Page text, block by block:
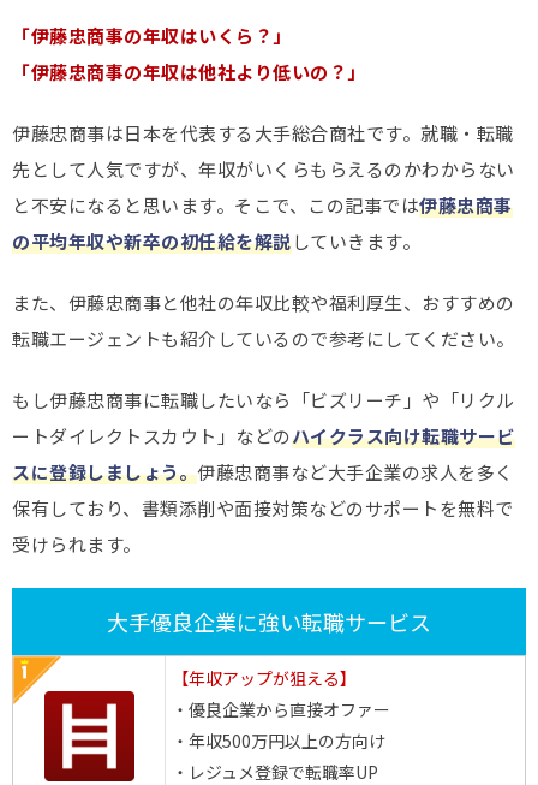
「伊藤忠商事の年収はいくら？」
「伊藤忠商事の年収は他社より低いの？」
伊藤忠商事は日本を代表する大手総合商社です。就職・転職
先として人気ですが、年収がいくらもらえるのかわからない
と不安になると思います。そこで、この記事では伊藤忠商事
の平均年収や新卒の初任給を解説していきます。
また、伊藤忠商事と他社の年収比較や福利厚生、おすすめの
転職エージェントも紹介しているので参考にしてください。
もし伊藤忠商事に転職したいなら「ビズリーチ」や「リクル
ートダイレクトスカウト」などのハイクラス向け転職サービ
スに登録しましょう。伊藤忠商事など大手企業の求人を多く
保有しており、書類添削や面接対策などのサポートを無料で
受けられます。
大手優良企業に強い転職サービス
【年収アップが狙える】
・優良企業から直接オファー
・年収500万円以上の方向け
・レジュメ登録で転職率UP